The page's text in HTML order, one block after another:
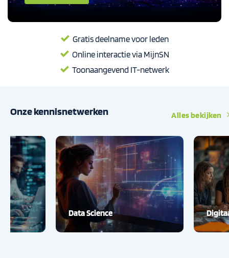
Gratis deelname voor leden
Online interactie via MijnSN
Toonaangevend IT-netwerk
Onze kennisnetwerken Alles bekijken
Data Science Digitaal Samenwerken